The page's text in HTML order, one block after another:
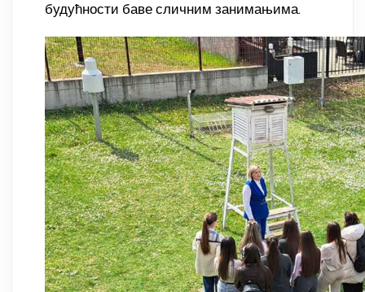
будућности баве сличним занимањима.